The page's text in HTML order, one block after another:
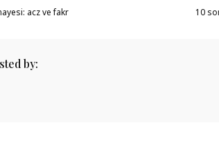
10
acz ve fakr
by: